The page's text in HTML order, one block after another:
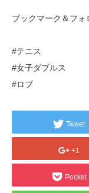
ブックマーク＆フォ
#テニス
#女子ダブルス
#ロブ
Tweet
+1
Pocket